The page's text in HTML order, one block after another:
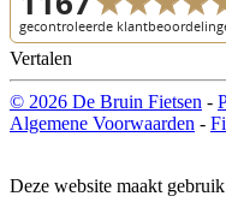
Vertalen
© 2026 De Bruin Fietsen -
Algemene Voorwaarden -
Deze website maakt